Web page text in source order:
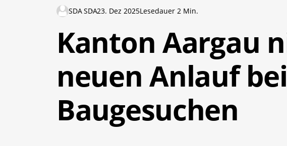
SDA SDA23. Dez 2025Lesedauer 2 Min.
Kanton Aargau
neuen Anlauf
Baugesuchen